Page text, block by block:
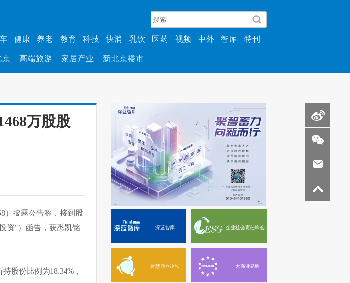
健康 养老 教育 科技 快消 乳饮 医药 视频 中外 智库 特刊
京 高端旅游 家居产业 新北京楼市
万股股
）披露公告称，接到股
资”）函告，获悉凯铭
股份比例为18.34%，
深蓝智库 企业社会责任峰会
智慧康养论坛 十大商业品牌